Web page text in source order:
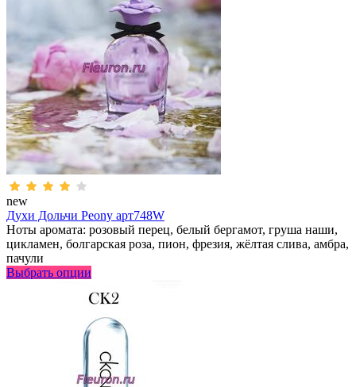
new
Духи Дольчи Peony арт748W
Ноты аромата: розовый перец, белый бергамот, груша наши,
цикламен, болгарская роза, пион, фрезия, жёлтая слива, амбра,
пачули
Выбрать опции